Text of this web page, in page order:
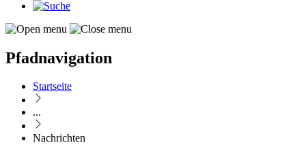
Pfadnavigation
Startseite
...
Nachrichten